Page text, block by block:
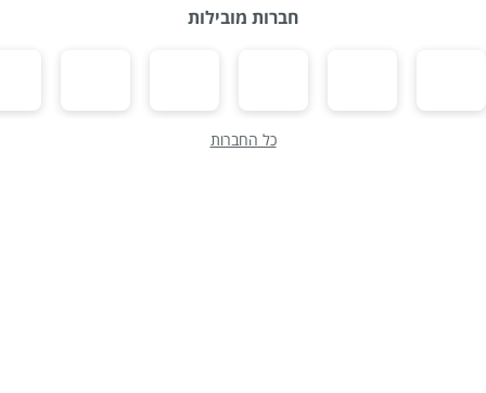
חברות מובילות
כל החברות